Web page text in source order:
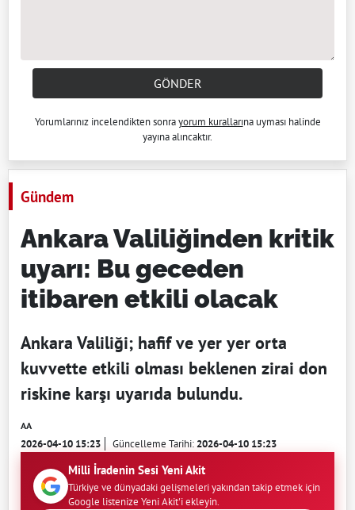
GÖNDER
Yorumlarınız incelendikten sonrayorum kurallarına uyması halinde
yayına alıncaktır.
Gündem
Ankara Valiliğinden kritik
uyarı: Bu geceden
itibaren etkili olacak
Ankara Valiliği; hafif ve yer yer orta
kuvvette etkili olması beklenen zirai don
riskine karşı uyarıda bulundu.
AA
2026-04-10 15:23 Güncelleme Tarihi:2026-04-10 15:23
Milli İradenin Sesi Yeni Akit
Türkiye ve dünyadaki gelişmeleri yakından takip etmek için
Google listenize Yeni Akit'i ekleyin.